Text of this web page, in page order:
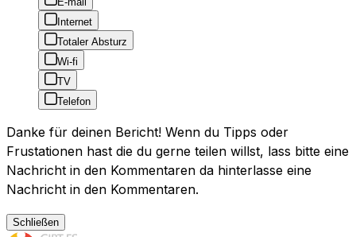
Internet
Totaler Absturz
Wi-fi
TV
Telefon
Danke für deinen Bericht! Wenn du Tipps oder
Frustationen hast die du gerne teilen willst, lass bitte eine
Nachricht in den Kommentaren da hinterlasse eine
Nachricht in den Kommentaren.
Schließen